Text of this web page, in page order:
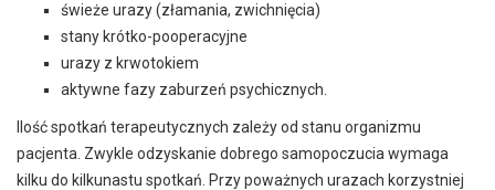
świeże urazy (złamania, zwichnięcia)
stany krótko-pooperacyjne
urazy z krwotokiem
aktywne fazy zaburzeń psychicznych.
Ilość spotkań terapeutycznych zależy od stanu organizmu
pacjenta. Zwykle odzyskanie dobrego samopoczucia wymaga
kilku do kilkunastu spotkań. Przy poważnych urazach korzystniej